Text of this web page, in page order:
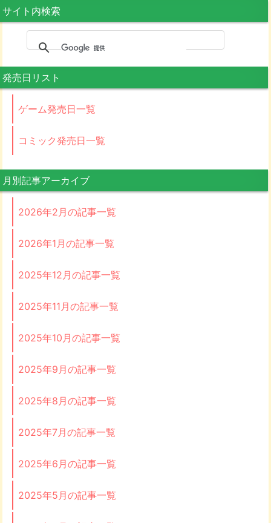
サイト内検索
発売日リスト
ゲーム発売日一覧
コミック発売日一覧
月別記事アーカイブ
2026年2月の記事一覧
2026年1月の記事一覧
2025年12月の記事一覧
2025年11月の記事一覧
2025年10月の記事一覧
2025年9月の記事一覧
2025年8月の記事一覧
2025年7月の記事一覧
2025年6月の記事一覧
2025年5月の記事一覧